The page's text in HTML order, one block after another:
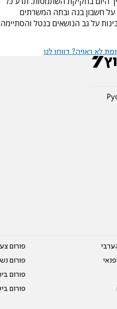
חשבון בנה ובתה המשרתים
הקומבינות על גב הנושאים בנטל והסתיימה
לא ראויה? דווחו לנו
פורום
פורום
פורום
פורום